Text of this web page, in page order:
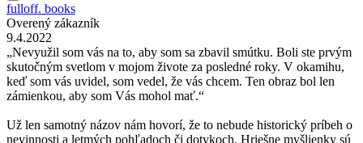
fulloff. books
Overený zákazník
9.4.2022
„Nevyužil som vás na to, aby som sa zbavil smútku. Boli ste prvým
skutočným svetlom v mojom živote za posledné roky. V okamihu,
keď som vás uvidel, som vedel, že vás chcem. Ten obraz bol len
zámienkou, aby som Vás mohol mať.“
Už len samotný názov nám hovorí, že to nebude historický príbeh o
nevinnosti a letmých pohľadoch či dotykoch. Hriešne myšlienky sú